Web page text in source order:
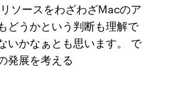
ソースをわざわざMacのア
どうかという判断も理解で
いかなぁとも思います。 で
発展を考える